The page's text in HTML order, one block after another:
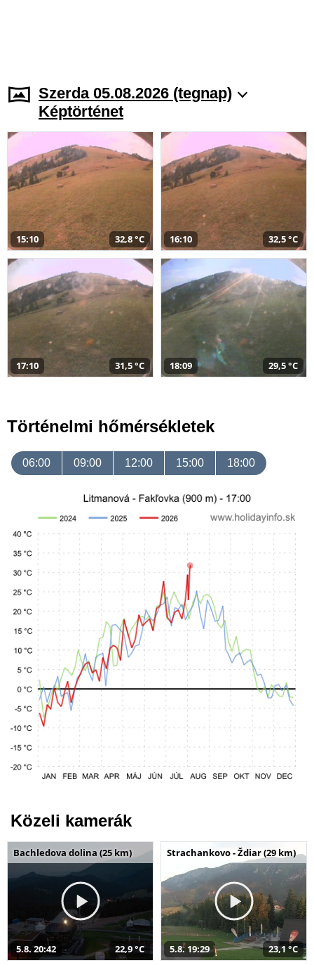
Szerda 05.08.2026 (tegnap)
Képtörténet
15:10 32,8 °C 16:10 32,5 °C
17:10 31,5 °C 18:09 29,5 °C
Történelmi hőmérsékletek
06:00 09:00 12:00 15:00 18:00
Közeli kamerák
Bachledova dolina (25 km)
5.8. 20:42 22,9 °C
Strachankovo - Ždiar (29 km)
5.8. 19:29 23,1 °C